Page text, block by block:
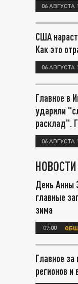
06 АВГУСТА
США
Как это
06 АВГУСТА
Главное в
ударили
расклад".
06 АВГУСТА
День Анны
главные
зима
07:00
Главное
регионов